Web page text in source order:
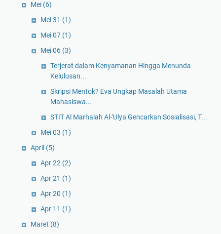
Mei (6)
Mei 31 (1)
Mei 07 (1)
Mei 06 (3)
Terjerat dalam Kenyamanan Hingga Menunda
Kelulusan...
Skripsi Mentok? Eva Ungkap Masalah Utama
Mahasiswa...
STIT Al Marhalah Al-'Ulya Gencarkan Sosialisasi, T...
Mei 03 (1)
April (5)
Apr 22 (2)
Apr 21 (1)
Apr 20 (1)
Apr 11 (1)
Maret (8)